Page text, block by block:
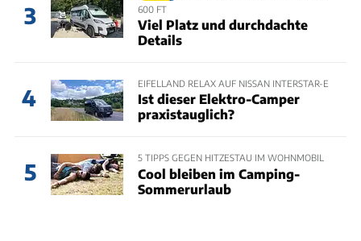
3
600 FT
Viel Platz und durchdachte
Details
4
EIFELLAND RELAX AUF NISSAN INTERSTAR-E
Ist dieser Elektro-Camper
praxistauglich?
5
5 TIPPS GEGEN HITZESTAU IM WOHNMOBIL
Cool bleiben im Camping-
Sommerurlaub